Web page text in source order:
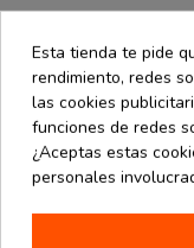
Descripción
Detalles de
Opiniones(0)
Caja para pastel
Esta tienda te pide
rendimiento, redes
las cookies
funciones de redes
¿Aceptas estas
personales